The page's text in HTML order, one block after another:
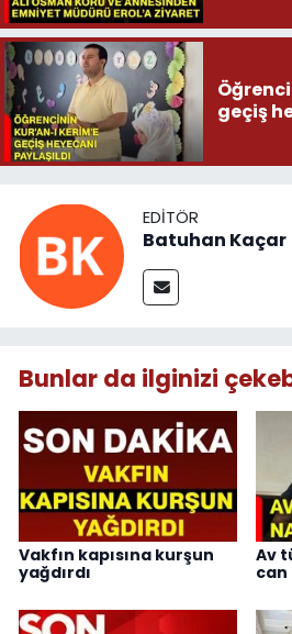
geçiş
EDITÖR
Batuhan Kaçar
Bunlar da ilginizi
Vakfın kapısına kurşun
yağdırdı
Av
can